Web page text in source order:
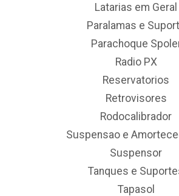
Latarias em Geral
Paralamas e
Parachoque
Radio PX
Reservatorios
Retrovisores
Rodocalibrador
Suspensao e
Suspensor
Tanques e
Tapasol